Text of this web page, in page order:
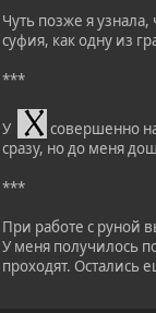
Чуть позже я
суфия, как одну из
***
У
совершенно
сразу, но до меня
***
При работе с руной
У меня получилось
проходят. Остались